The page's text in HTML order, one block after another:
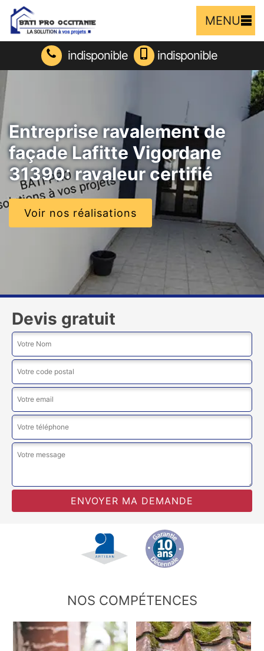
MENU
indisponible indisponible
Entreprise ravalement de
façade Lafitte Vigordane
31390: ravaleur certifié
Voir nos réalisations
Devis gratuit
NOS COMPÉTENCES